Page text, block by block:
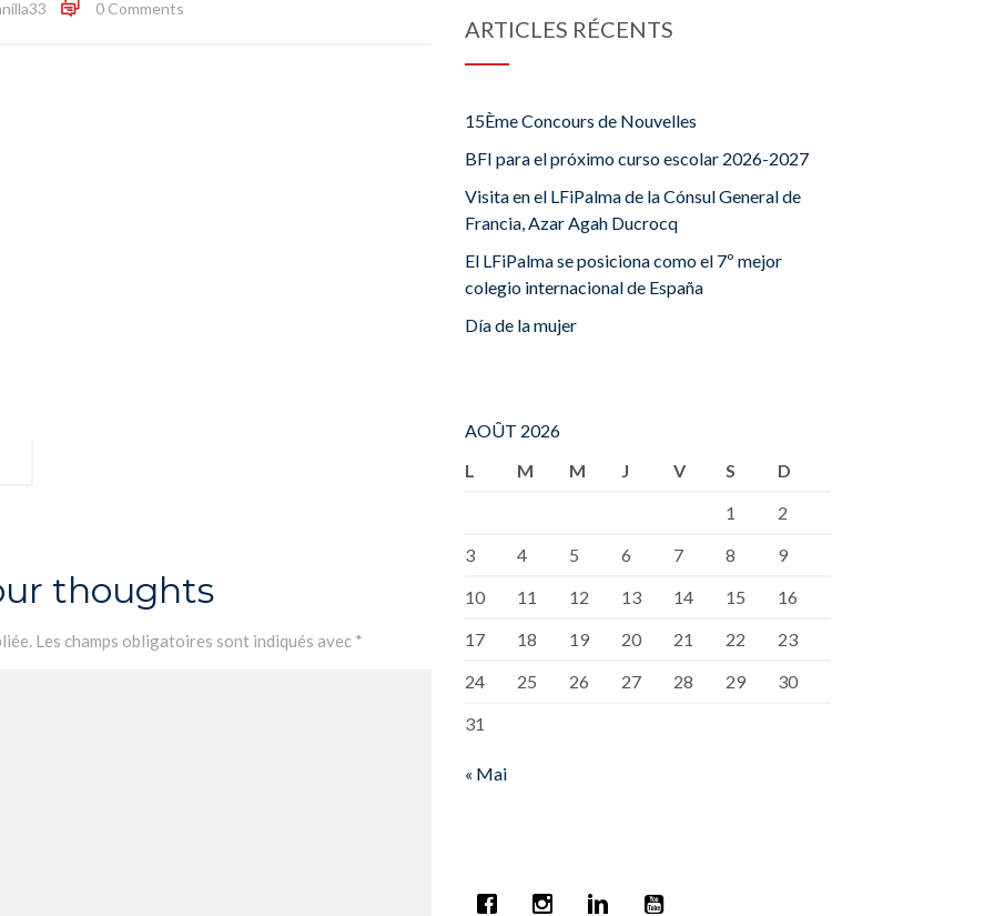
0 Comments
thoughts
Les champs obligatoires sont indiqués avec *
ARTICLES RÉCENTS
15Ème Concours de Nouvelles
BFI para el próximo curso escolar 2026-2027
Visita en el LFiPalma de la Cónsul General de
Francia, Azar Agah Ducrocq
El LFiPalma se posiciona como el 7º mejor
colegio internacional de España
Día de la mujer
AOÛT 2026
L
M M J V S
D
1
2
3
4 5 6 7 8
9
10
11 12 13 14 15
16
17
18 19 20 21 22
23
24
25 26 27 28 29
30
31
« Mai